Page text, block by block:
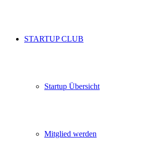
STARTUP CLUB
Startup Übersicht
Mitglied werden